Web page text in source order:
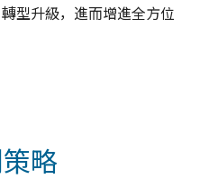
型升級，進而增進全方位
略